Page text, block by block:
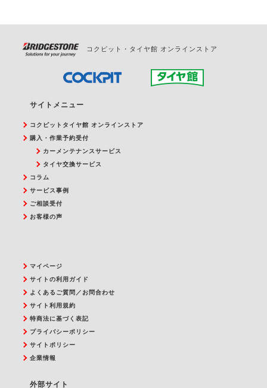
コクピット・タイヤ館 オンラインストア
サイトメニュー
コクピットタイヤ館 オンラインストア
購入・作業予約受付
カーメンテナンスサービス
タイヤ交換サービス
コラム
サービス事例
ご相談受付
お客様の声
マイページ
サイトの利用ガイド
よくあるご質問／お問合わせ
サイト利用規約
特商法に基づく表記
プライバシーポリシー
サイトポリシー
企業情報
外部サイト